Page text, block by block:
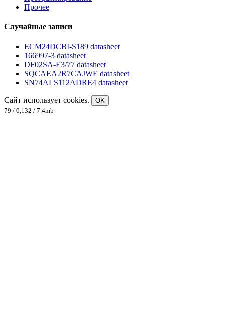
Прочее
Случайные записи
ECM24DCBI-S189 datasheet
166997-3 datasheet
DF02SA-E3/77 datasheet
SQCAEA2R7CAJWE datasheet
SN74ALS112ADRE4 datasheet
Сайт использует cookies.
OK
79 / 0,132 / 7.4mb